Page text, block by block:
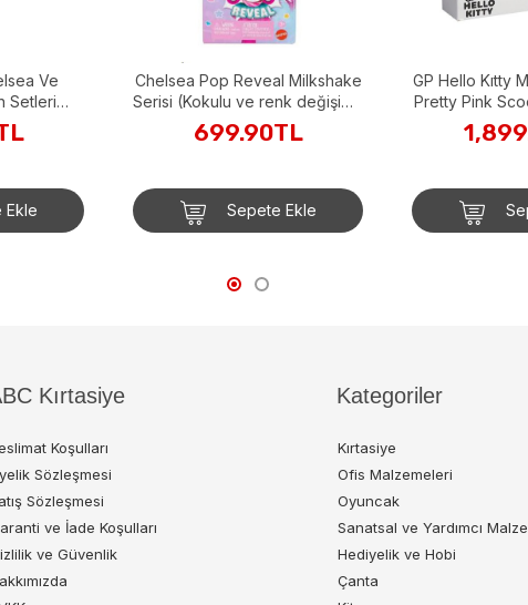
Ve
Setleri
Chelsea Pop Reveal Milkshake
Serisi (Kokulu ve renk değişimi)
JCN89
699.90TL
Sepete Ekle
GP Hello Kıtty
Pretty Pink
Kırtasiye
Koşulları
Sözleşmesi
Sözleşmesi
ve İade Koşulları
ve Güvenlik
Kategoriler
Kırtasiye
Ofis Malzemeleri
Oyuncak
Sanatsal ve Yardımcı
Hediyelik ve Hobi
Çanta